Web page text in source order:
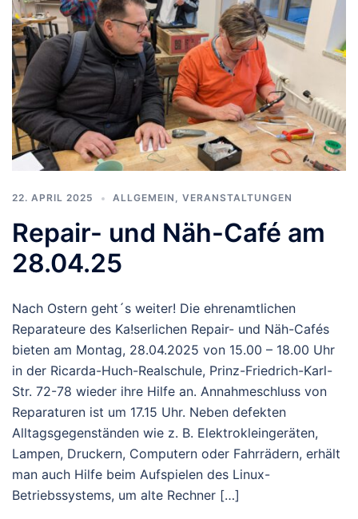
22. APRIL 2025 ALLGEMEIN , VERANSTALTUNGEN
Repair- und Näh-Café am
28.04.25
Nach Ostern geht´s weiter! Die ehrenamtlichen
Reparateure des Ka!serlichen Repair- und Näh-Cafés
bieten am Montag, 28.04.2025 von 15.00 – 18.00 Uhr
in der Ricarda-Huch-Realschule, Prinz-Friedrich-Karl-
Str. 72-78 wieder ihre Hilfe an. Annahmeschluss von
Reparaturen ist um 17.15 Uhr. Neben defekten
Alltagsgegenständen wie z. B. Elektrokleingeräten,
Lampen, Druckern, Computern oder Fahrrädern, erhält
man auch Hilfe beim Aufspielen des Linux-
Betriebssystems, um alte Rechner […]